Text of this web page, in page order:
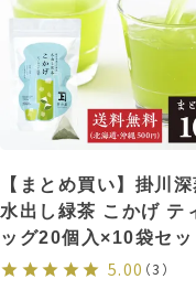
【まとめ買い】掛川深
水出し緑茶 こかげ テ
ッグ20個入×10袋セッ
5.00 （3）